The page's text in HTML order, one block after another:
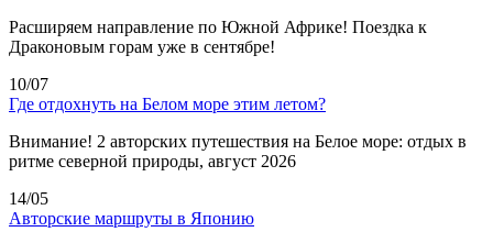
Расширяем направление по Южной Африке! Поездка к
Драконовым горам уже в сентябре!
10/07
Где отдохнуть на Белом море этим летом?
Внимание! 2 авторских путешествия на Белое море: отдых в
ритме северной природы, август 2026
14/05
Авторские маршруты в Японию